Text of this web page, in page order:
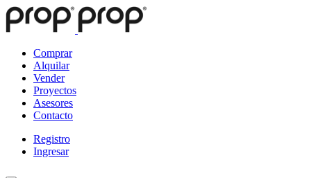
Comprar
Alquilar
Vender
Proyectos
Asesores
Contacto
Registro
Ingresar